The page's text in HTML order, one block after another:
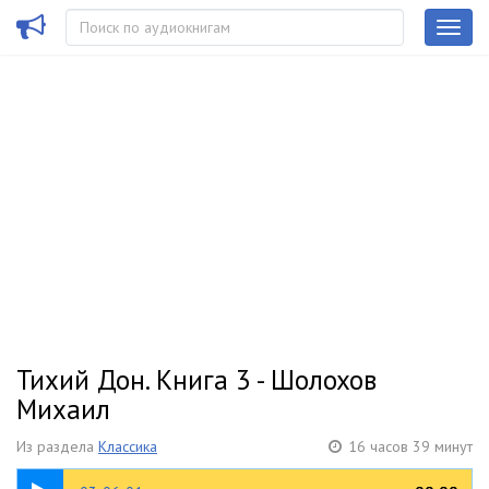
Тихий Дон. Книга 3 - Шолохов
Михаил
Из раздела Классика 16 часов 39 минут
26:40